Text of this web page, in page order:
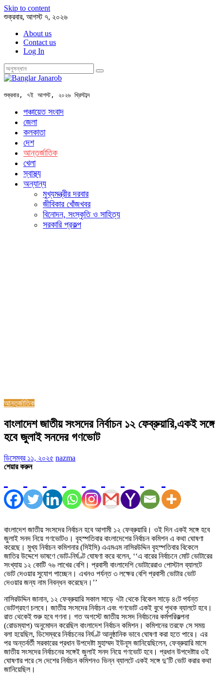
Skip to content
শুক্রবার, আগস্ট ৭, ২০২৬
About us
Contact us
Log In
শুক্রবার, ৭ই আগস্ট, ২০২৬ খ্রিস্টাব্দ
পঞ্চায়েত সংবাদ
জেলা
কলকাতা
দেশ
আন্তর্জাতিক
খেলা
স্বাস্থ্য
অন্যান্য
মুখ্যমন্ত্রীর দরবার
জীবিকার খোঁজখবর
বিনোদন, সংস্কৃতি ও সাহিত্য
সরকারি প্রকল্প
আন্তর্জাতিক
বাংলাদেশ জাতীয় সংসদের নির্বাচন ১২ ফেব্রুয়ারি,একই সঙ্গে
হবে জুলাই সনদের গণভোট
ডিসেম্বর ১১, ২০২৫ nazma
শেয়ার করুন
বাংলাদেশ জাতীয় সংসদের নির্বাচন হবে আগামী ১২ ফেব্রুয়ারি। ওই দিন একই সঙ্গে হবে
জুলাই সনদ নিয়ে গণভোটও। বৃহস্পতিবার বাংলাদেশের নির্বাচন কমিশন এ কথা ঘোষণা
করেছে। মুখ্য নির্বাচন কমিশনার (সিইসি) এএমএম নাসিরউদ্দিন বৃহস্পতিবার বিকেলে
জাতির উদ্দেশে ভাষণে ভোট-নির্ঘণ্ট ঘোষণা করে বলেন, ‘‘এ বারের নির্বাচনে মোট ভোটারের
সংখ্যায় ১২ কোটি ৭৬ লাখের বেশি। প্রবাসী বাংলাদেশি ভোটারেরাও পোস্টাল ব্যালটে
ভোট দেওয়ার সুযোগ পাচ্ছেন। এখনও পর্যন্ত ৩ লক্ষের বেশি প্রবাসী ভোটার ভোট
দেওয়ার জন্য নাম নিবন্ধন করেছেন।’’
নাসিরউদ্দিন জানান, ১২ ফেব্রুয়ারি সকাল সাড়ে ৭টা থেকে বিকেল সাড়ে ৪টে পর্যন্ত
ভোটগ্রহণ চলবে। জাতীয় সংসদের নির্বাচন এবং গণভোট একই বুথে পৃথক ব্যালটে হবে।
রাত থেকেই শুরু হবে গণনা। গত অগস্টে জাতীয় সংসদ নির্বাচনের কর্মপরিকল্পনা
(রোডম্যাপ) অনুমোদন করেছিল বাংলাদেশ নির্বাচন কমিশন। কমিশনের তরফে সে সময়
বলা হয়েছিল, ডিসেম্বরে নির্বাচনের নির্ঘণ্ট আনুষ্ঠানিক ভাবে ঘোষণা করা হতে পারে। এর
পর অন্তর্বর্তী সরকারের প্রধান উপদেষ্টা মুহাম্মদ ইউনূস জানিয়েছিলেন, ফেব্রুয়ারি মাসে
জাতীয় সংসদের নির্বাচনের সঙ্গেই জুলাই সনদ নিয়ে গণভোট হবে। প্রধান উপদেষ্টার ওই
ঘোষণার পরে সে দেশের নির্বাচন কমিশনও ভিন্ন ব্যালটে একই সঙ্গে দু’টি ভোট করার কথা
জানিয়েছিল।